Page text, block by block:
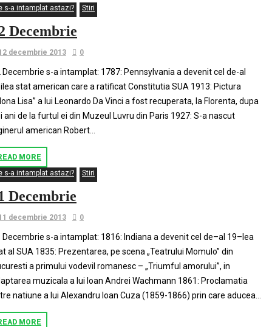
s-a intamplat astazi? Stiri
Decembrie
decembrie 2013 0
Decembrie s-a intamplat: 1787: Pennsylvania a devenit cel de-al
stat american care a ratificat Constitutia SUA 1913: Pictura
Lisa” a lui Leonardo Da Vinci a fost recuperata, la Florenta, dupa
ani de la furtul ei din Muzeul Luvru din Paris 1927: S-a nascut
american Robert...
MORE
s-a intamplat astazi?
Stiri
Decembrie
decembrie 2013 0
Decembrie s-a intamplat: 1816: Indiana a devenit cel de–al 19–lea
al SUA 1835: Prezentarea, pe scena „Teatrului Momulo” din
a primului vodevil romanesc – „Triumful amorului”, in
muzicala a lui Ioan Andrei Wachmann 1861: Proclamatia
natiune a lui Alexandru Ioan Cuza (1859-1866) prin care aducea...
MORE